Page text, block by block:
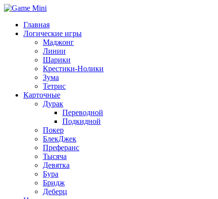
Главная
Логические игры
Маджонг
Линии
Шарики
Крестики-Нолики
Зума
Тетрис
Карточные
Дурак
Переводной
Подкидной
Покер
БлекДжек
Преферанс
Тысяча
Девятка
Бура
Бридж
Деберц